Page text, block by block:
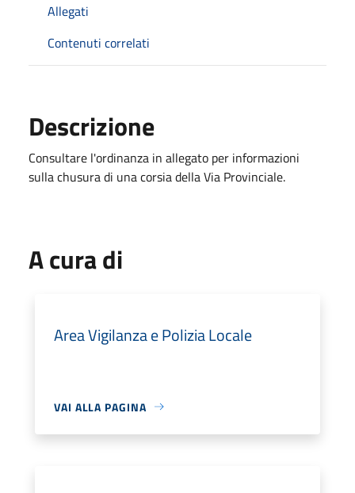
Allegati
Contenuti correlati
Descrizione
Consultare l'ordinanza in allegato per informazioni
sulla chusura di una corsia della Via Provinciale.
A cura di
Area Vigilanza e Polizia Locale
VAI ALLA PAGINA